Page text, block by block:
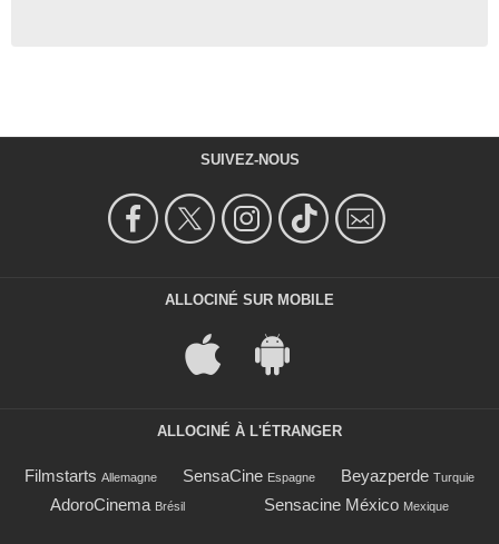
SUIVEZ-NOUS
ALLOCINÉ SUR MOBILE
ALLOCINÉ À L'ÉTRANGER
Filmstarts Allemagne SensaCine Espagne Beyazperde Turquie
AdoroCinema Brésil Sensacine México Mexique